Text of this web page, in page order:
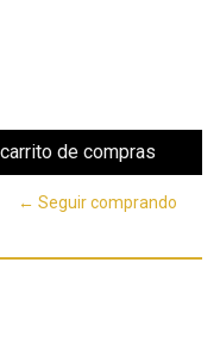
← Seguir comprando